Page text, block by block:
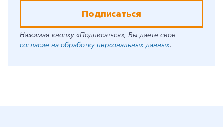
Подписаться
Нажимая кнопку «Подписаться», Вы даете свое
согласие на обработку персональных данных.